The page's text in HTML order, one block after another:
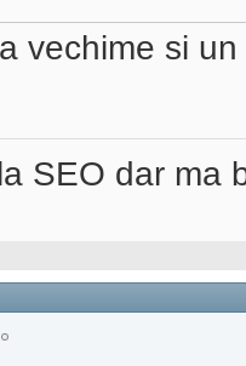
vechime si
SEO dar ma